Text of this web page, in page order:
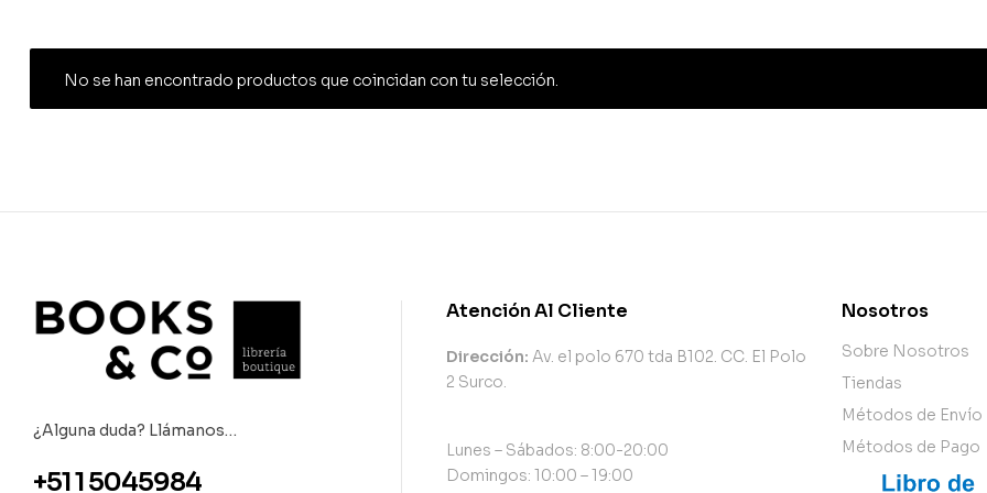
No se han encontrado productos que coincidan con tu selección.
¿Alguna duda? Llámanos…
+51 1 5045984
Atención Al Cliente
Dirección: Av. el polo 670 tda B102. CC. El Polo
2 Surco.
Lunes – Sábados: 8:00-20:00
Domingos: 10:00 – 19:00
Nosotros
Sobre Nosotros
Tiendas
Métodos de Envío
Métodos de Pago